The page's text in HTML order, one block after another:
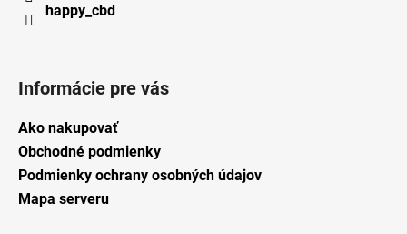
happy_cbd
Informácie pre vás
Ako nakupovať
Obchodné podmienky
Podmienky ochrany osobných údajov
Mapa serveru